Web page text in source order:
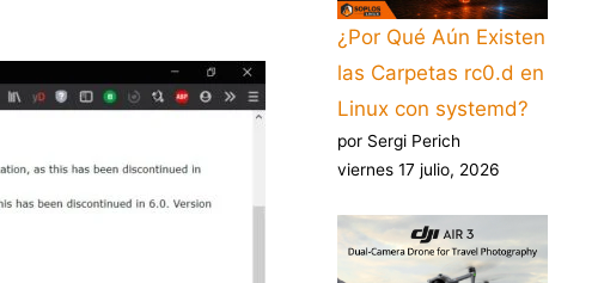
¿Por Qué Aún Existen
las Carpetas rc0.d en
Linux con systemd?
por Sergi Perich
viernes 17 julio, 2026